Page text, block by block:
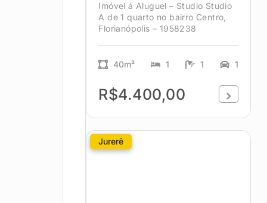
Imóvel á Aluguel – Studio Studio
A de 1 quarto no bairro Centro,
Florianópolis – 1958238
40m² 1 1 1
R$4.400,00
Jurerê